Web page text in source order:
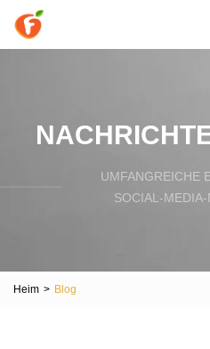
UMFANGREICHE
SOCIAL-MEDIA-
Heim > Blog